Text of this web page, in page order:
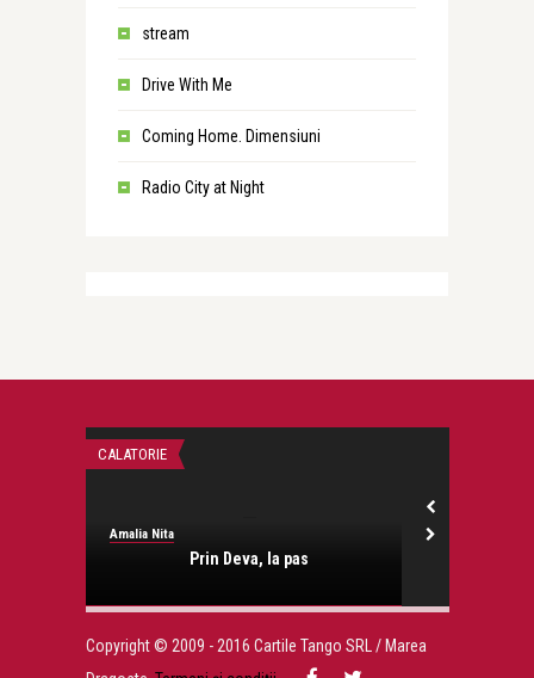
stream
Drive With Me
Coming Home. Dimensiuni
Radio City at Night
CALATORIE
Amalia Nita
Prin Deva, la pas
Copyright © 2009 - 2016 Cartile Tango SRL / Marea